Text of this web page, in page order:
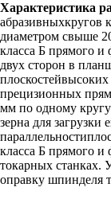
Характеристика
абразивныхкругов
диаметром свыше
класса Б прямого
двух сторон в
прецизионных
мм по одному кругу
зерна для загрузки
класса Б прямого
токарных станках.
оправку шпинделя